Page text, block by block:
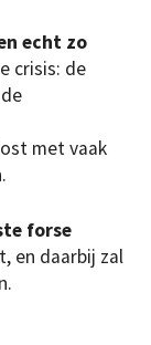
echt zo
crisis: de
met vaak
forse
en daarbij zal